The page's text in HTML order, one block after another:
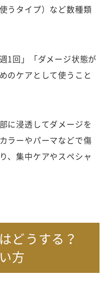
うタイプ）など数種類
1回」「ダメージ状態が
のケアとして使うこと
に浸透してダメージを
ラーやパーマなどで傷
、集中ケアやスペシャ
どうする？
方